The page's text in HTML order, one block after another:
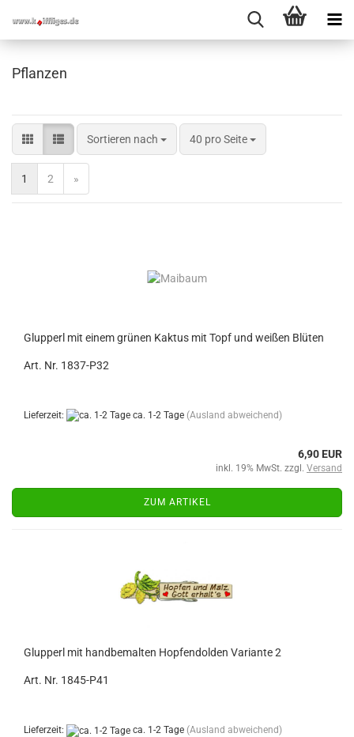
Pflanzen
Sortieren nach 40 pro Seite
1 2 »
Glupperl mit einem grünen Kaktus mit Topf und weißen Blüten
Art. Nr. 1837-P32
Lieferzeit: ca. 1-2 Tage (Ausland abweichend)
6,90 EUR
inkl. 19% MwSt. zzgl. Versand
ZUM ARTIKEL
Glupperl mit handbemalten Hopfendolden Variante 2
Art. Nr. 1845-P41
Lieferzeit: ca. 1-2 Tage (Ausland abweichend)